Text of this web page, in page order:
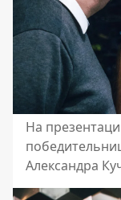
На
Александра